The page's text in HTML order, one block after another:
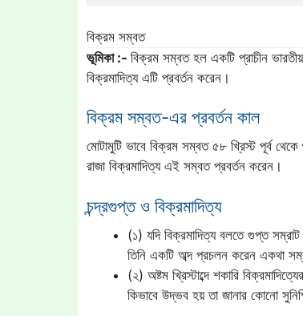
বিক্রম সম্বত
ভূমিকা :- বিক্রম সম্বত হল একটি প্রাচীন
বিক্রমাদিত্য এটি প্রবর্তন করেন।
বিক্রম সম্বত-এর প্রবর্তন কাল
মোটামুটি ভাবে বিক্রম সম্বত ৫৮ খ্রিস্ট পূর্ব
রাজা বিক্রমাদিত্য এই সম্বত প্রবর্তন করেন।
চন্দ্রগুপ্ত ও বিক্রমাদিত্য
(১) যদি বিক্রমাদিত্য বলতে গুপ্ত সম্রাট
তিনি একটি অব্দ প্রচলন করেন একথা
(২) অষ্টম খ্রিস্টাব্দে শকারি
কিভাবে উদ্ভব হয় তা জানার কোনো